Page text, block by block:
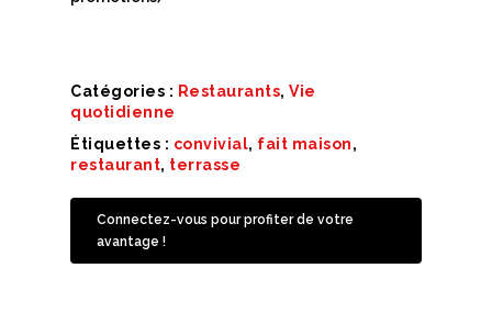
Catégories : Restaurants, Vie
quotidienne
Étiquettes : convivial, fait maison,
restaurant, terrasse
Connectez-vous pour profiter de votre
avantage !